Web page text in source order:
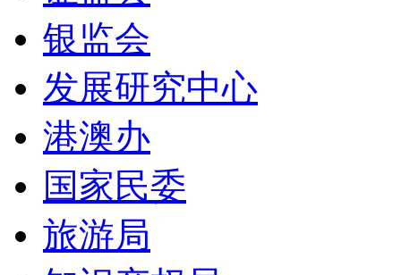
银监会
发展研究中心
港澳办
国家民委
旅游局